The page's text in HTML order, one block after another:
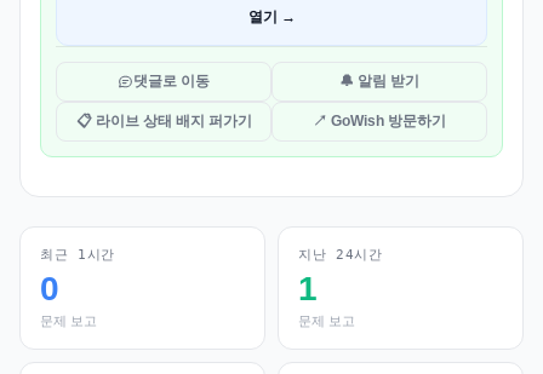
열기 →
댓글로 이동 🔔 알림 받기
📋 라이브 상태 배지 퍼가기 ↗ GoWish 방문하기
최근 1시간
0
문제 보고
지난 24시간
1
문제 보고